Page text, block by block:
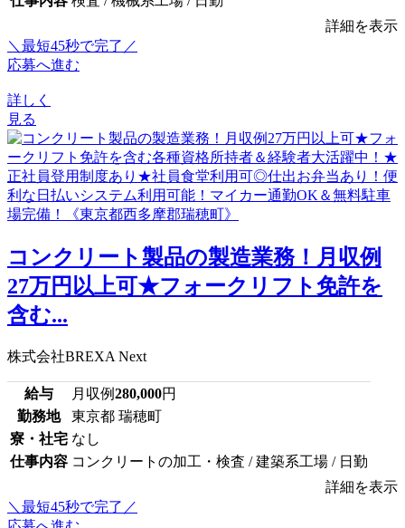
詳細を表示
＼最短45秒で完了／
応募へ進む
詳しく
見る
コンクリート製品の製造業務！月収例
27万円以上可★フォークリフト免許を
含む...
株式会社BREXA Next
給与 月収例280,000円
勤務地
東京都 瑞穂町
寮・社宅 なし
仕事内容 コンクリートの加工・検査 / 建築系工場 / 日勤
詳細を表示
＼最短45秒で完了／